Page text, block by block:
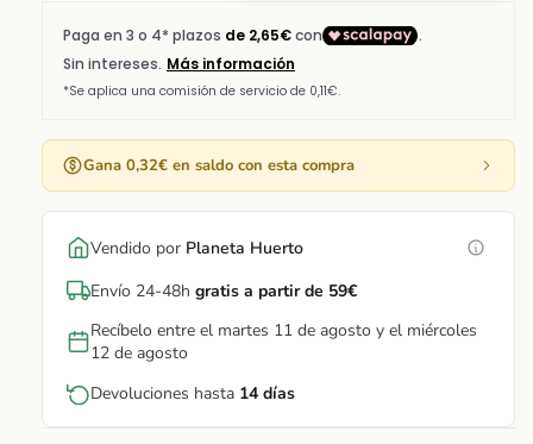
Gana 0,32€ en saldo con esta compra
Vendido por Planeta Huerto
Envío 24-48h gratis a partir de 59€
Recíbelo entre el martes 11 de agosto y el miércoles
12 de agosto
Devoluciones hasta 14 días